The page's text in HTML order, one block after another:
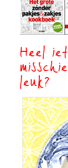
Heel
leuk?